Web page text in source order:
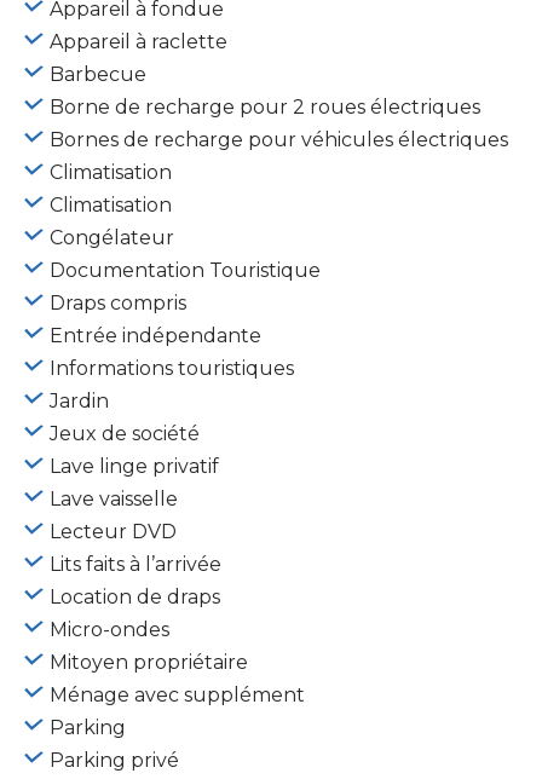
Appareil à fondue
Appareil à raclette
Barbecue
Borne de recharge pour 2 roues électriques
Bornes de recharge pour véhicules électriques
Climatisation
Climatisation
Congélateur
Documentation Touristique
Draps compris
Entrée indépendante
Informations touristiques
Jardin
Jeux de société
Lave linge privatif
Lave vaisselle
Lecteur DVD
Lits faits à l’arrivée
Location de draps
Micro-ondes
Mitoyen propriétaire
Ménage avec supplément
Parking
Parking privé